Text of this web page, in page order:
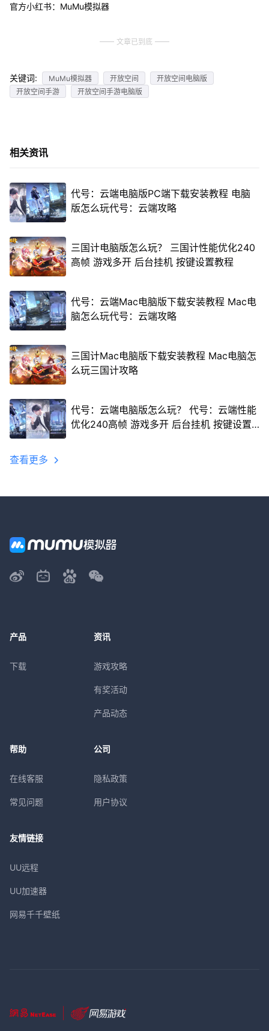
官方小红书：MuMu模拟器
文章已到底
关键词: MuMu模拟器 开放空间
开放空间电脑版
开放空间手游
开放空间手游电脑版
相关资讯
代号：云端电脑版PC端下载安装教程 电脑
版怎么玩代号：云端攻略
三国计电脑版怎么玩？ 三国计性能优化240
高帧 游戏多开 后台挂机 按键设置教程
代号：云端Mac电脑版下载安装教程 Mac电
脑怎么玩代号：云端攻略
三国计Mac电脑版下载安装教程 Mac电脑怎
么玩三国计攻略
代号：云端电脑版怎么玩？ 代号：云端性能
优化240高帧 游戏多开 后台挂机 按键设置
查看更多
产品
下载
资讯
游戏攻略
有奖活动
产品动态
帮助
在线客服
常见问题
公司
隐私政策
用户协议
友情链接
UU远程
UU加速器
网易千千壁纸